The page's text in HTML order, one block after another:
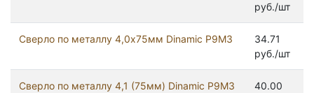
руб./шт
Сверло по металлу 4,0х75мм Dinamic Р9М3
34.71
руб./шт
Сверло по металлу 4,1 (75мм) Dinamic Р9М3
40.00